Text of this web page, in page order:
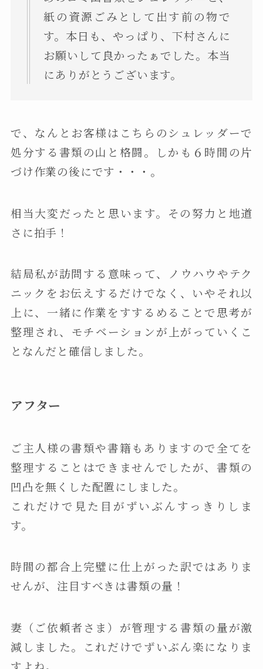
紙の資源ごみとして出す前の物で
す。本日も、やっぱり、下村さんに
お願いして良かったぁでした。本当
にありがとうございます。
で、なんとお客様はこちらのシュレッダーで
処分する書類の山と格闘。しかも６時間の片
づけ作業の後にです・・・。
相当大変だったと思います。その努力と地道
さに拍手！
結局私が訪問する意味って、ノウハウやテク
ニックをお伝えするだけでなく、いやそれ以
上に、一緒に作業をすするめることで思考が
整理され、モチベーションが上がっていくこ
となんだと確信しました。
アフター
ご主人様の書類や書籍もありますので全てを
整理することはできませんでしたが、書類の
凹凸を無くした配置にしました。
これだけで見た目がずいぶんすっきりしま
す。
時間の都合上完璧に仕上がった訳ではありま
せんが、注目すべきは書類の量！
妻（ご依頼者さま）が管理する書類の量が激
減しました。これだけでずいぶん楽になりま
すよね。